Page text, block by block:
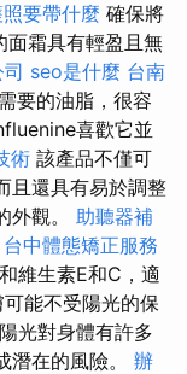
要帶什麼 確保將
霜具有輕盈且無
seo是什麼 台南
要的油脂，很容
喜歡它並
術 該產品不僅可
且還具有易於調整
外觀。 助聽器補
台中體態矯正服務
維生素E和C，適
可能不受陽光的保
光對身體有許多
潛在的風險。 辦